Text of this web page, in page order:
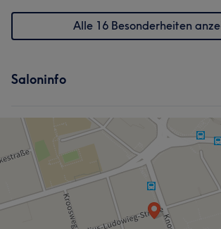
Alle 16 Besonderheiten
Saloninfo